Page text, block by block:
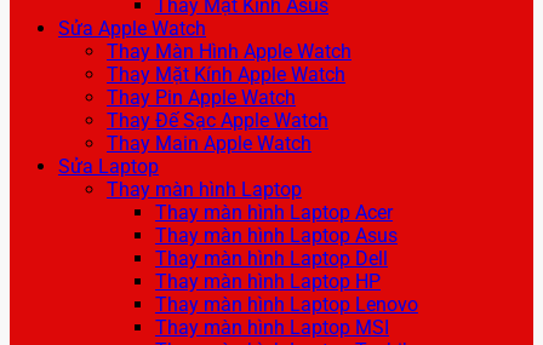
Thay Mặt Kính Asus
Sửa Apple Watch
Thay Màn Hình Apple Watch
Thay Mặt Kính Apple Watch
Thay Pin Apple Watch
Thay Đế Sạc Apple Watch
Thay Main Apple Watch
Sửa Laptop
Thay màn hình Laptop
Thay màn hình Laptop Acer
Thay màn hình Laptop Asus
Thay màn hình Laptop Dell
Thay màn hình Laptop HP
Thay màn hình Laptop Lenovo
Thay màn hình Laptop MSI